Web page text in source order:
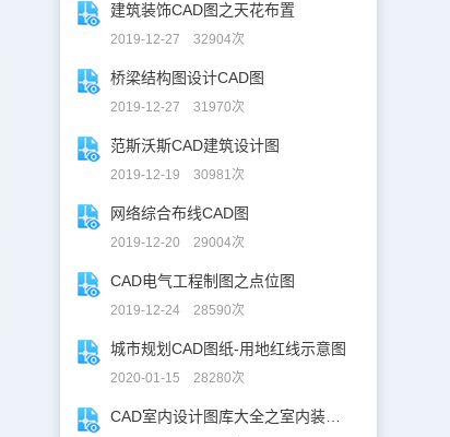
建筑装饰CAD图之天花布置
2019-12-27 32904次
桥梁结构图设计CAD图
2019-12-27 31970次
范斯沃斯CAD建筑设计图
2019-12-19 30981次
网络综合布线CAD图
2019-12-20 29004次
CAD电气工程制图之点位图
2019-12-24 28590次
城市规划CAD图纸-用地红线示意图
2020-01-15 28280次